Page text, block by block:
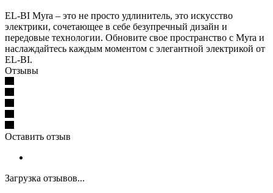
EL-BI Myra – это не просто удлинитель, это искусство
электрики, сочетающее в себе безупречный дизайн и
передовые технологии. Обновите свое пространство с Myra и
наслаждайтесь каждым моментом с элегантной электрикой от
EL-BI.
Отзывы
Оставить отзыв
Загрузка отзывов...